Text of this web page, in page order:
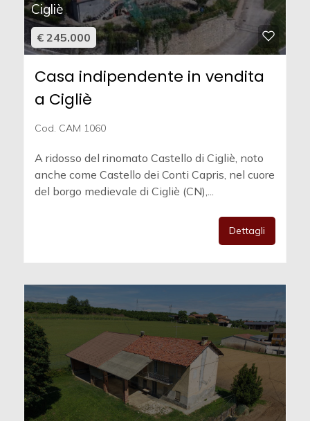
Cigliè
€ 245.000
Casa indipendente in vendita
a Cigliè
Cod. CAM 1060
A ridosso del rinomato Castello di Cigliè, noto
anche come Castello dei Conti Capris, nel cuore
del borgo medievale di Cigliè (CN),...
Dettagli